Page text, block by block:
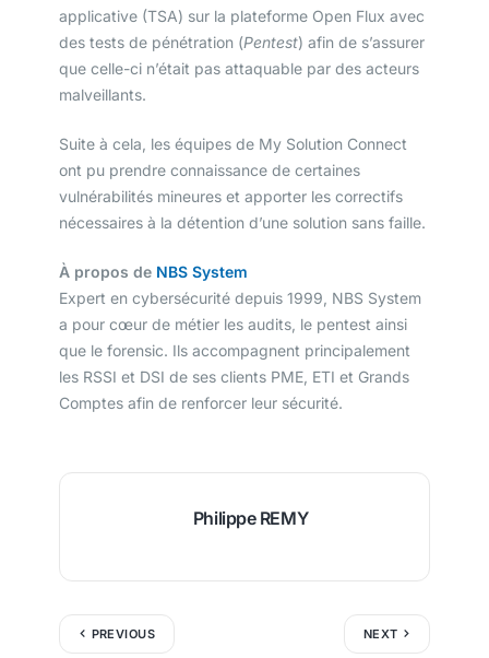
applicative (TSA) sur la plateforme Open Flux avec
des tests de pénétration (Pentest) afin de s’assurer
que celle-ci n’était pas attaquable par des acteurs
malveillants.
Suite à cela, les équipes de My Solution Connect
ont pu prendre connaissance de certaines
vulnérabilités mineures et apporter les correctifs
nécessaires à la détention d’une solution sans faille.
À propos de NBS System
Expert en cybersécurité depuis 1999, NBS System
a pour cœur de métier les audits, le pentest ainsi
que le forensic. Ils accompagnent principalement
les RSSI et DSI de ses clients PME, ETI et Grands
Comptes afin de renforcer leur sécurité.
Philippe REMY
PREVIOUS NEXT